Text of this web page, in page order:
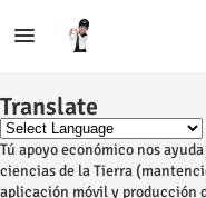
Translate
Tú apoyo económico nos
ciencias de la Tierra
aplicación móvil y producción